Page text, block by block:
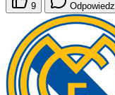
9 Odpowiedz